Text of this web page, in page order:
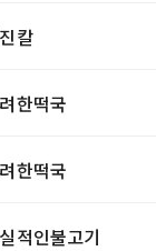
칼
한떡국
한떡국
적인불고기